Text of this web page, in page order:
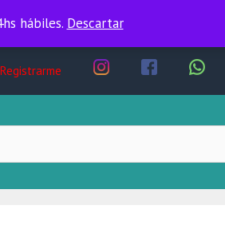
24hs hábiles.
hábiles. Descartar
Registrarme